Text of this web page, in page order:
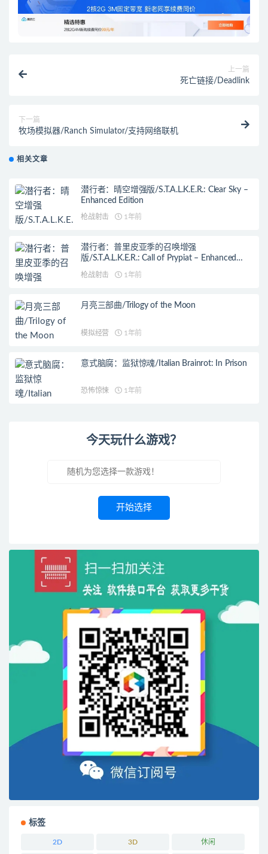
上一篇
死亡链接/Deadlink
下一篇
牧场模拟器/Ranch Simulator/支持网络联机
相关文章
潜行者：晴空增强版/S.T.A.L.K.E.R.: Clear Sky –
Enhanced Edition
枪战射击 1年前
潜行者：普里皮亚季的召唤增强
版/S.T.A.L.K.E.R.: Call of Prypiat – Enhanced
Edition
枪战射击 1年前
月亮三部曲/Trilogy of the Moon
模拟经营 1年前
意式脑腐：监狱惊魂/Italian Brainrot: In Prison
恐怖惊悚 1年前
今天玩什么游戏？
开始选择
标签
2D 3D 休闲